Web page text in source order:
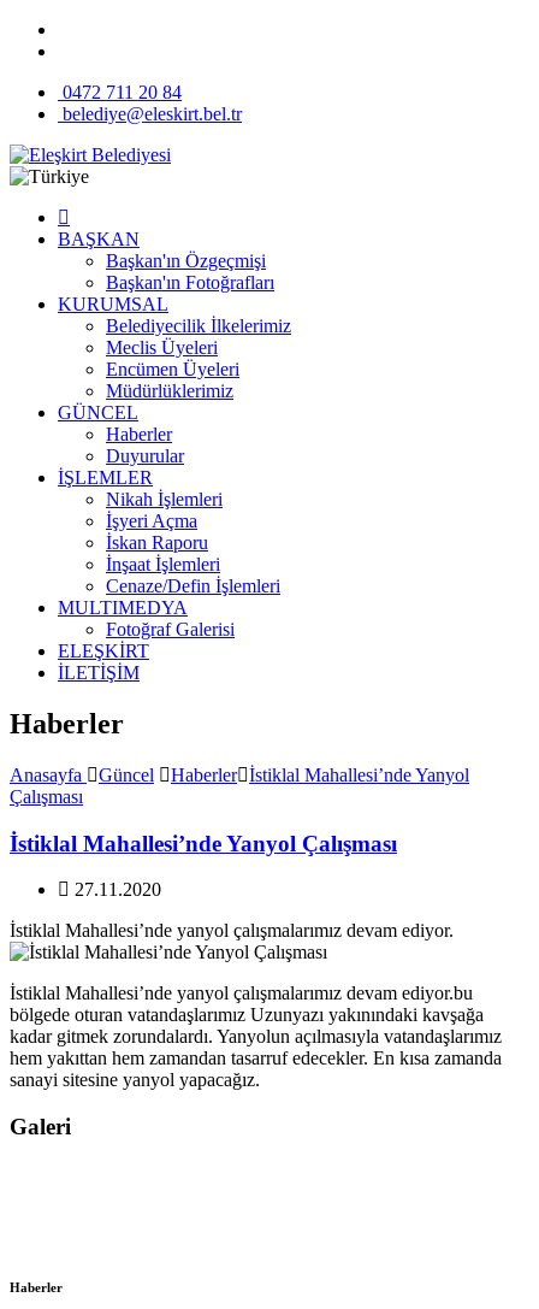
0472 711 20 84
belediye@eleskirt.bel.tr
BAŞKAN
Başkan'ın Özgeçmişi
Başkan'ın Fotoğrafları
KURUMSAL
Belediyecilik İlkelerimiz
Meclis Üyeleri
Encümen Üyeleri
Müdürlüklerimiz
GÜNCEL
Haberler
Duyurular
İŞLEMLER
Nikah İşlemleri
İşyeri Açma
İskan Raporu
İnşaat İşlemleri
Cenaze/Defin İşlemleri
MULTIMEDYA
Fotoğraf Galerisi
ELEŞKİRT
İLETİŞİM
Haberler
Anasayfa Güncel Haberler İstiklal Mahallesi’nde Yanyol
Çalışması
İstiklal Mahallesi’nde Yanyol Çalışması
27.11.2020
İstiklal Mahallesi’nde yanyol çalışmalarımız devam ediyor.
İstiklal Mahallesi’nde yanyol çalışmalarımız devam ediyor.bu
bölgede oturan vatandaşlarımız Uzunyazı yakınındaki kavşağa
kadar gitmek zorundalardı. Yanyolun açılmasıyla vatandaşlarımız
hem yakıttan hem zamandan tasarruf edecekler. En kısa zamanda
sanayi sitesine yanyol yapacağız.
Galeri
Haberler